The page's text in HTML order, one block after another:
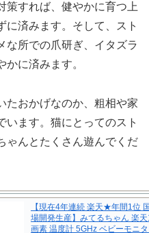
策すれば、健やかに育つ上
に済みます。そして、スト
な所での爪研ぎ、イタズラ
に済みます。
たおかげなのか、粗相や家
います。猫にとってのスト
ゃんとたくさん遊んでくだ
【現在4年連続 楽天★年間1位
場開発生産】みてるちゃん 楽
画素 温度計 5GHz ベビーモニ